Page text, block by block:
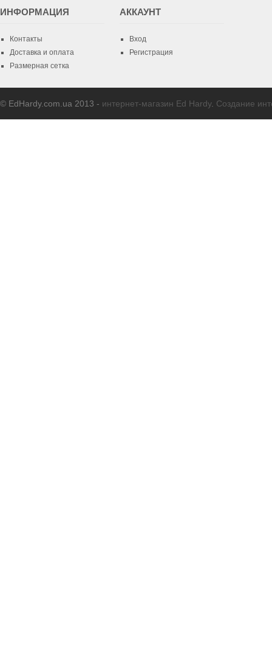
ИНФОРМАЦИЯ
Контакты
Доставка и оплата
Размерная сетка
AККАУНТ
Вход
Регистрация
© EdHardy.com.ua 2013 - интернет-магазин Ed Hardy. Создание